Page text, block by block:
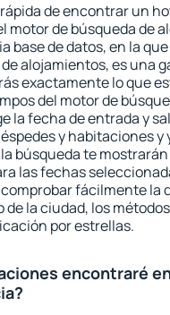
de encontrar un
motor de búsqueda de
base de datos, en la
alojamientos, es una
exactamente lo que
del motor de
la fecha de entrada y
y habitaciones y
búsqueda te
las fechas
fácilmente la
la ciudad, los
por estrellas.
encontraré